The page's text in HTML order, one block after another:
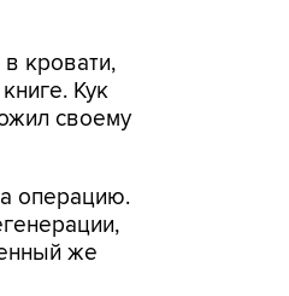
кровати,
Кук
своему
операцию.
же